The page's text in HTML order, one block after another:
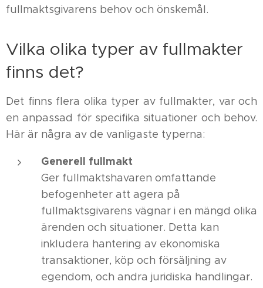
fullmaktsgivarens behov och önskemål.
Vilka olika typer av fullmakter
finns det?
Det finns flera olika typer av fullmakter, var och
en anpassad för specifika situationer och behov.
Här är några av de vanligaste typerna:
Generell fullmakt
Ger fullmaktshavaren omfattande
befogenheter att agera på
fullmaktsgivarens vägnar i en mängd olika
ärenden och situationer. Detta kan
inkludera hantering av ekonomiska
transaktioner, köp och försäljning av
egendom, och andra juridiska handlingar.